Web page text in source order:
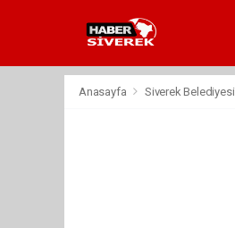
Anasayfa Siverek Belediyesi